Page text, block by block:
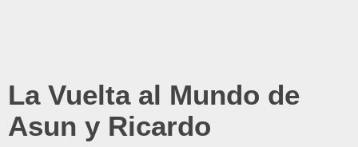
La Vuelta al Mundo de
Asun y Ricardo